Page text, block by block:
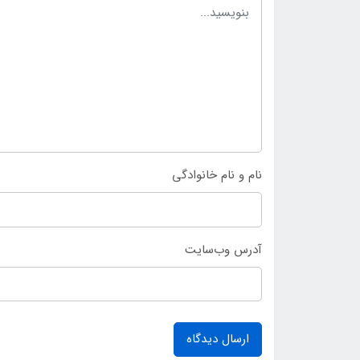
نام و نام خانوادگی
آدرس وب‌سایت
ارسال دیدگاه